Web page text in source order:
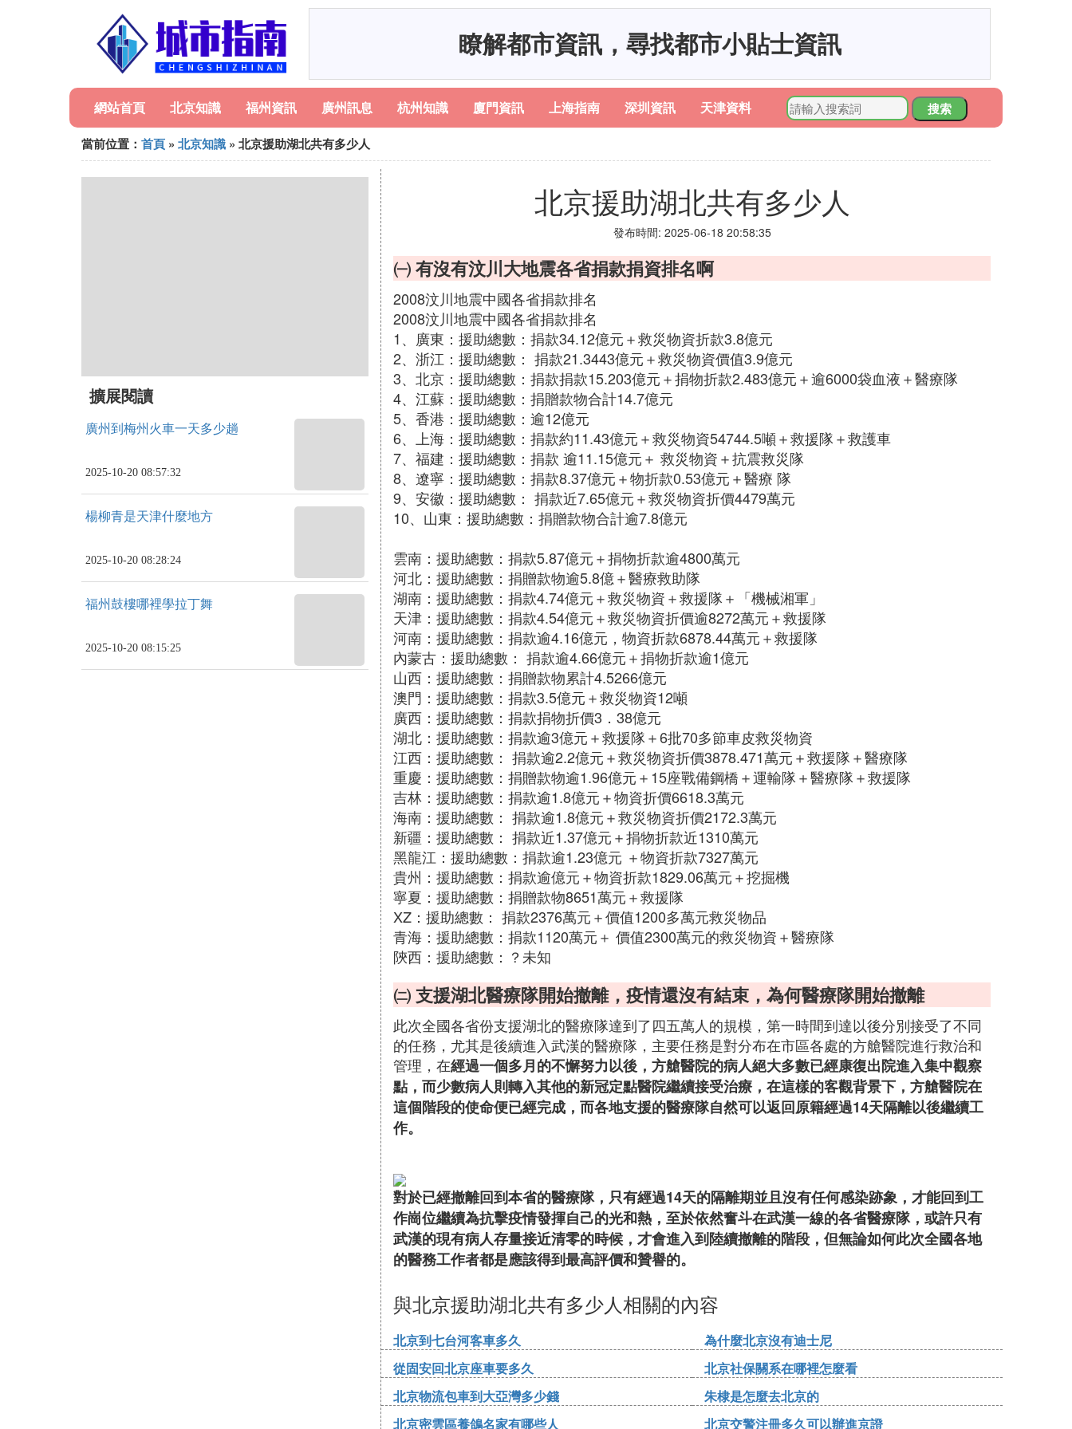
瞭解都市資訊，尋找都市小貼士資訊
網站首頁 北京知識 福州資訊 廣州訊息 杭州知識 廈門資訊 上海指南 深圳資訊 天津資料
搜索
當前位置： 首頁 » 北京知識 » 北京援助湖北共有多少人
擴展閱讀
廣州到梅州火車一天多少趟
2025-10-20 08:57:32
楊柳青是天津什麼地方
2025-10-20 08:28:24
福州鼓樓哪裡學拉丁舞
2025-10-20 08:15:25
北京援助湖北共有多少人
發布時間: 2025-06-18 20:58:35
㈠ 有沒有汶川大地震各省捐款捐資排名啊
2008汶川地震中國各省捐款排名
2008汶川地震中國各省捐款排名
1、廣東：援助總數：捐款34.12億元＋救災物資折款3.8億元
2、浙江：援助總數： 捐款21.3443億元＋救災物資價值3.9億元
3、北京：援助總數：捐款捐款15.203億元＋捐物折款2.483億元＋逾6000袋血液＋醫療隊
4、江蘇：援助總數：捐贈款物合計14.7億元
5、香港：援助總數：逾12億元
6、上海：援助總數：捐款約11.43億元＋救災物資54744.5噸＋救援隊＋救護車
7、福建：援助總數：捐款 逾11.15億元＋ 救災物資＋抗震救災隊
8、遼寧：援助總數：捐款8.37億元＋物折款0.53億元＋醫療 隊
9、安徽：援助總數： 捐款近7.65億元＋救災物資折價4479萬元
10、山東：援助總數：捐贈款物合計逾7.8億元
雲南：援助總數：捐款5.87億元＋捐物折款逾4800萬元
河北：援助總數：捐贈款物逾5.8億＋醫療救助隊
湖南：援助總數：捐款4.74億元＋救災物資＋救援隊＋「機械湘軍」
天津：援助總數：捐款4.54億元＋救災物資折價逾8272萬元＋救援隊
河南：援助總數：捐款逾4.16億元，物資折款6878.44萬元＋救援隊
內蒙古：援助總數： 捐款逾4.66億元＋捐物折款逾1億元
山西：援助總數：捐贈款物累計4.5266億元
澳門：援助總數：捐款3.5億元＋救災物資12噸
廣西：援助總數：捐款捐物折價3．38億元
湖北：援助總數：捐款逾3億元＋救援隊＋6批70多節車皮救災物資
江西：援助總數： 捐款逾2.2億元＋救災物資折價3878.471萬元＋救援隊＋醫療隊
重慶：援助總數：捐贈款物逾1.96億元＋15座戰備鋼橋＋運輸隊＋醫療隊＋救援隊
吉林：援助總數：捐款逾1.8億元＋物資折價6618.3萬元
海南：援助總數： 捐款逾1.8億元＋救災物資折價2172.3萬元
新疆：援助總數： 捐款近1.37億元＋捐物折款近1310萬元
黑龍江：援助總數：捐款逾1.23億元 ＋物資折款7327萬元
貴州：援助總數：捐款逾億元＋物資折款1829.06萬元＋挖掘機
寧夏：援助總數：捐贈款物8651萬元＋救援隊
XZ：援助總數： 捐款2376萬元＋價值1200多萬元救災物品
青海：援助總數：捐款1120萬元＋ 價值2300萬元的救災物資＋醫療隊
陝西：援助總數：？未知
㈡ 支援湖北醫療隊開始撤離，疫情還沒有結束，為何醫療隊開始撤離
此次全國各省份支援湖北的醫療隊達到了四五萬人的規模，第一時間到達以後分別接受了不同
的任務，尤其是後續進入武漢的醫療隊，主要任務是對分布在市區各處的方艙醫院進行救治和
管理，在經過一個多月的不懈努力以後，方艙醫院的病人絕大多數已經康復出院進入集中觀察
點，而少數病人則轉入其他的新冠定點醫院繼續接受治療，在這樣的客觀背景下，方艙醫院在
這個階段的使命便已經完成，而各地支援的醫療隊自然可以返回原籍經過14天隔離以後繼續工
作。
對於已經撤離回到本省的醫療隊，只有經過14天的隔離期並且沒有任何感染跡象，才能回到工
作崗位繼續為抗擊疫情發揮自己的光和熱，至於依然奮斗在武漢一線的各省醫療隊，或許只有
武漢的現有病人存量接近清零的時候，才會進入到陸續撤離的階段，但無論如何此次全國各地
的醫務工作者都是應該得到最高評價和贊譽的。
與北京援助湖北共有多少人相關的內容
北京到七台河客車多久
為什麼北京沒有迪士尼
從固安回北京座車要多久
北京社保關系在哪裡怎麼看
北京物流包車到大亞灣多少錢
朱棣是怎麼去北京的
北京密雲區養鴿名家有哪些人
北京交警注冊多久可以辦進京證